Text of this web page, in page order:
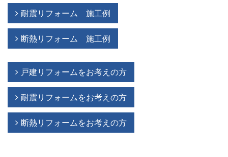
耐震リフォーム 施工例
断熱リフォーム 施工例
戸建リフォームをお考えの方
耐震リフォームをお考えの方
断熱リフォームをお考えの方